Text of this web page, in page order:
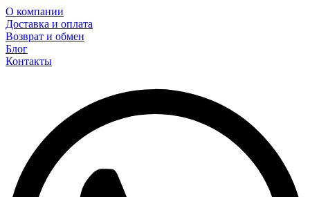
О компании
Доставка и оплата
Возврат и обмен
Блог
Контакты